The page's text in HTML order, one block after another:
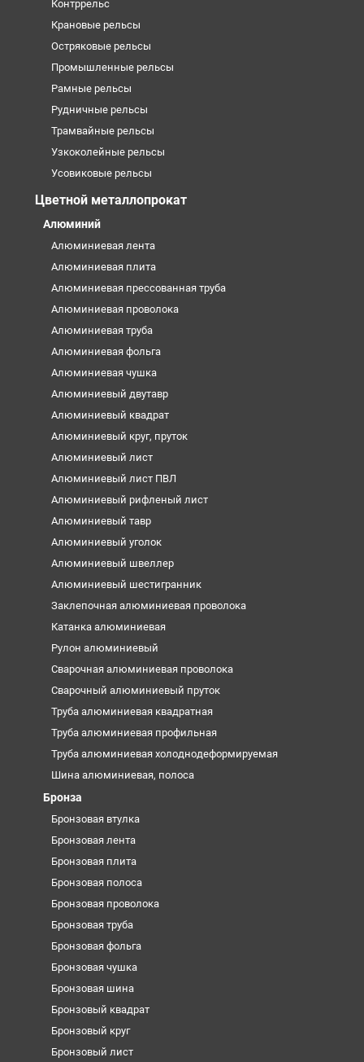
Контррельс
Крановые рельсы
Остряковые рельсы
Промышленные рельсы
Рамные рельсы
Рудничные рельсы
Трамвайные рельсы
Узкоколейные рельсы
Усовиковые рельсы
Цветной металлопрокат
Алюминий
Алюминиевая лента
Алюминиевая плита
Алюминиевая прессованная труба
Алюминиевая проволока
Алюминиевая труба
Алюминиевая фольга
Алюминиевая чушка
Алюминиевый двутавр
Алюминиевый квадрат
Алюминиевый круг, пруток
Алюминиевый лист
Алюминиевый лист ПВЛ
Алюминиевый рифленый лист
Алюминиевый тавр
Алюминиевый уголок
Алюминиевый швеллер
Алюминиевый шестигранник
Заклепочная алюминиевая проволока
Катанка алюминиевая
Рулон алюминиевый
Сварочная алюминиевая проволока
Сварочный алюминиевый пруток
Труба алюминиевая квадратная
Труба алюминиевая профильная
Труба алюминиевая холоднодеформируемая
Шина алюминиевая, полоса
Бронза
Бронзовая втулка
Бронзовая лента
Бронзовая плита
Бронзовая полоса
Бронзовая проволока
Бронзовая труба
Бронзовая фольга
Бронзовая чушка
Бронзовая шина
Бронзовый квадрат
Бронзовый круг
Бронзовый лист